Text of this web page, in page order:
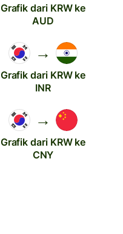
Grafik dari KRW ke
AUD
→
Grafik dari KRW ke
INR
→
Grafik dari KRW ke
CNY